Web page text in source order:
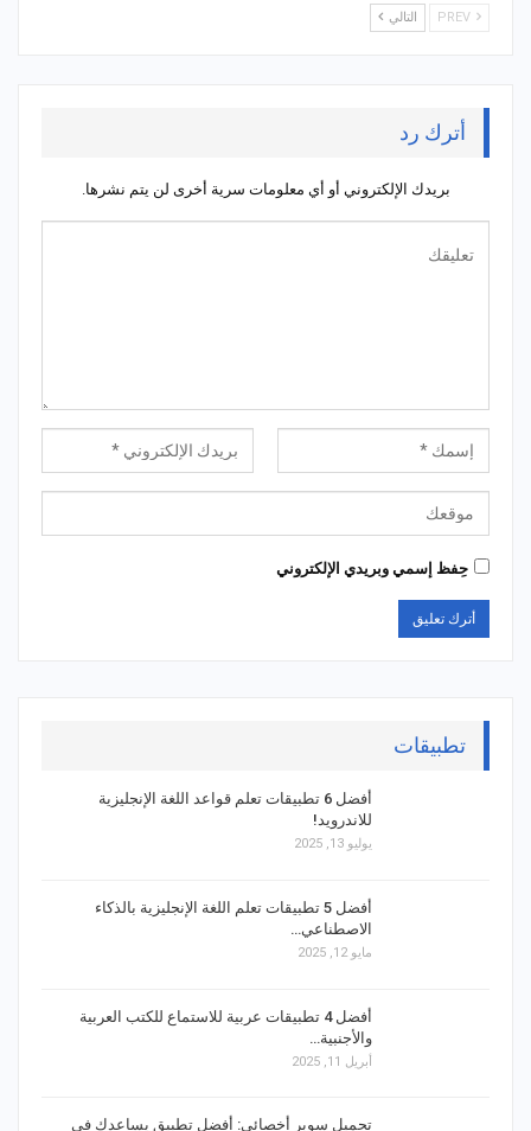
التالي
أترك رد
بريدك الإلكتروني أو أي معلومات سرية أخرى لن يتم نشرها.
حِفظ إسمي وبريدي الإلكتروني
تطبيقات
أفضل 6 تطبيقات تعلم قواعد اللغة الإنجليزية
للاندرويد!
يوليو 13, 2025
أفضل 5 تطبيقات تعلم اللغة الإنجليزية بالذكاء
الاصطناعي…
مايو 12, 2025
أفضل 4 تطبيقات عربية للاستماع للكتب العربية
والأجنبية…
أبريل 11, 2025
تحميل سوبر أخصائي: أفضل تطبيق يساعدك في